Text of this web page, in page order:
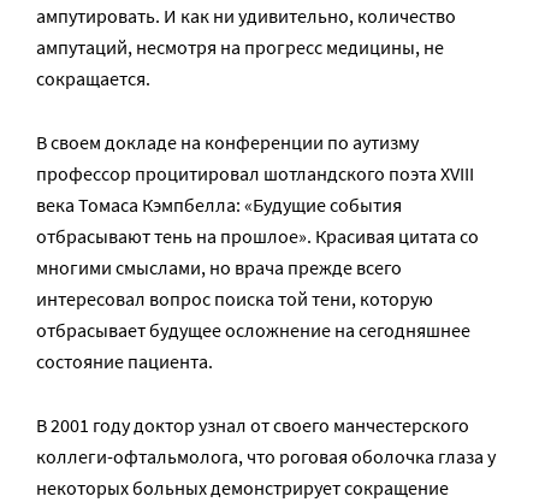
ампутировать. И как ни удивительно, количество
ампутаций, несмотря на прогресс медицины, не
сокращается.
В своем докладе на конференции по аутизму
профессор процитировал шотландского поэта XVIII
века Томаса Кэмпбелла: «Будущие события
отбрасывают тень на прошлое». Красивая цитата со
многими смыслами, но врача прежде всего
интересовал вопрос поиска той тени, которую
отбрасывает будущее осложнение на сегодняшнее
состояние пациента.
В 2001 году доктор узнал от своего манчестерского
коллеги-офтальмолога, что роговая оболочка глаза у
некоторых больных демонстрирует сокращение